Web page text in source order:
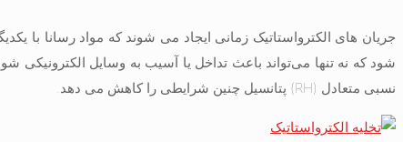
جریان های الکترواستاتیک زمانی ایجاد می شوند که مواد رسانا با
شود که نه تنها می‌تواند باعث تداخل یا آسیب به وسایل الکترونیکی
نسبی متعادل (RH) پتانسیل چنین شرایطی را کاهش می دهد.